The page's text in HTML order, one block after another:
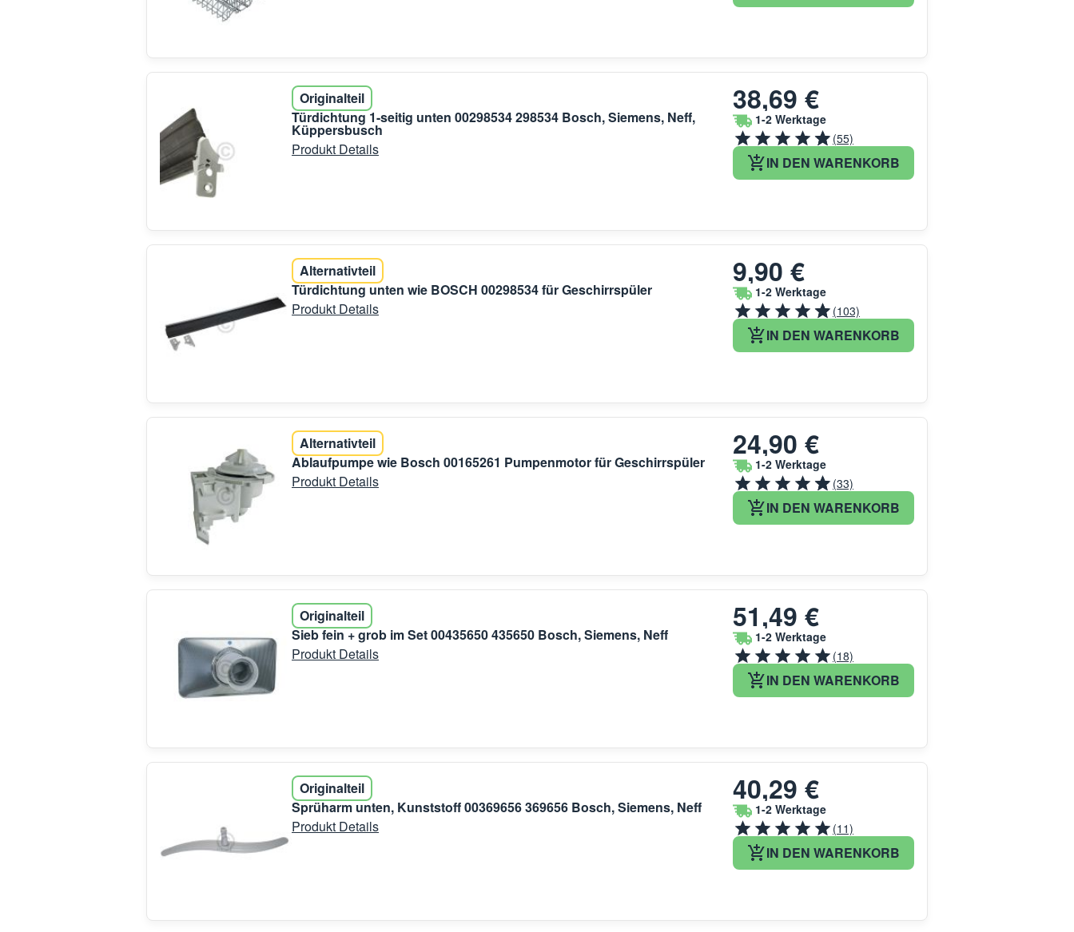
Originalteil
Türdichtung 1-seitig unten 00298534 298534 Bosch, Siemens, Neff,
Küppersbusch
Produkt Details
38,69 €
1-2 Werktage
(55)
IN DEN WARENKORB
Alternativteil
Türdichtung unten wie BOSCH 00298534 für Geschirrspüler
Produkt Details
9,90 €
1-2 Werktage
(103)
IN DEN WARENKORB
Alternativteil
Ablaufpumpe wie Bosch 00165261 Pumpenmotor für Geschirrspüler
Produkt Details
24,90 €
1-2 Werktage
(33)
IN DEN WARENKORB
Originalteil
Sieb fein + grob im Set 00435650 435650 Bosch, Siemens, Neff
Produkt Details
51,49 €
1-2 Werktage
(18)
IN DEN WARENKORB
Originalteil
Sprüharm unten, Kunststoff 00369656 369656 Bosch, Siemens, Neff
Produkt Details
40,29 €
1-2 Werktage
(11)
IN DEN WARENKORB